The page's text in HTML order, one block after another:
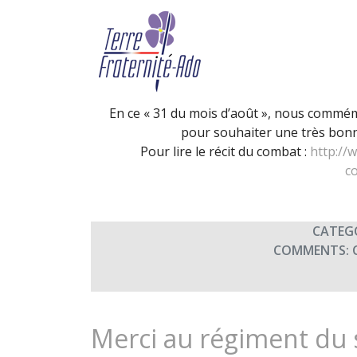
Commémoration de
By Terre Fraternité,
En ce « 31 du mois d’août », nous
pour souhaiter une très
Pour lire le récit du combat : http://
COMMENTS:
Merci au régiment